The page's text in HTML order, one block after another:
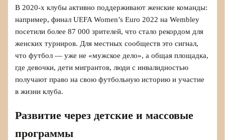
В 2020-х клубы активно поддерживают женские команды:
например, финал UEFA Women’s Euro 2022 на Wembley
посетили более 87 000 зрителей, что стало рекордом для
женских турниров. Для местных сообществ это сигнал,
что футбол — уже не «мужское дело», а общая площадка,
где девочки, дети мигрантов, люди с инвалидностью
получают право на свою футбольную историю и участие
в жизни клуба.
Развитие через детские и массовые
программы